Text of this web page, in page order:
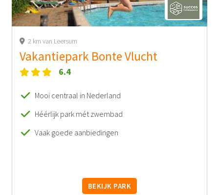
2 km van Leersum
Vakantiepark Bonte Vlucht
6.4
Mooi centraal in Nederland
Héérlijk park mét zwembad
Vaak goede aanbiedingen
BEKIJK PARK